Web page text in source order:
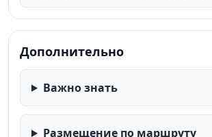
Дополнительно
Важно знать
Размещение по маршруту